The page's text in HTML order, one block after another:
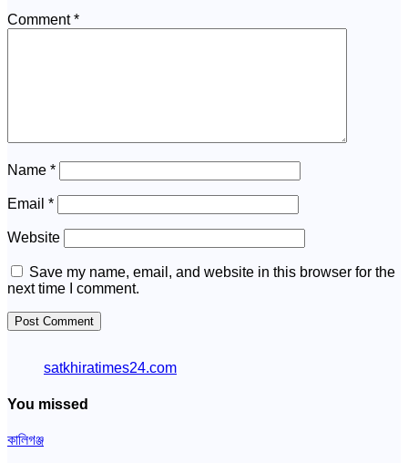
Comment*
Name *
Email *
Website
Save my name, email, and website in this browser for the
next time I comment.
satkhiratimes24.com
You missed
কালিগঞ্জ